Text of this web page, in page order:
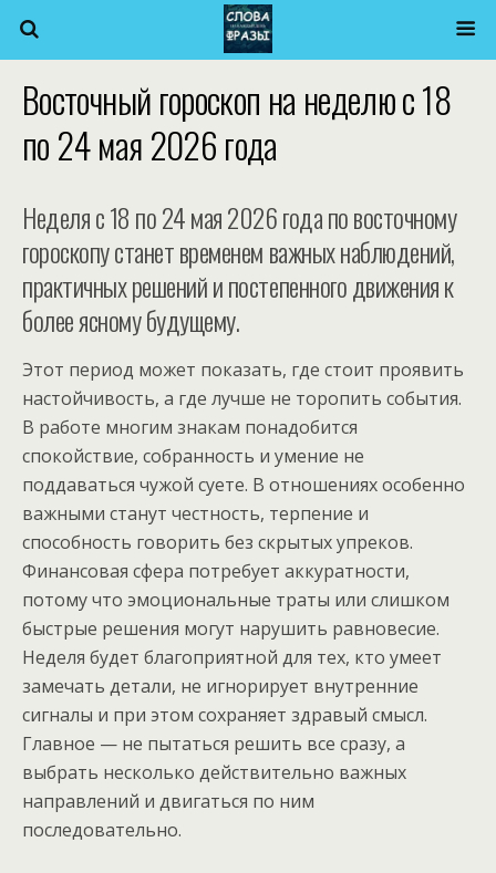
Восточный гороскоп на неделю с 18
по 24 мая 2026 года
Неделя с 18 по 24 мая 2026 года по восточному
гороскопу станет временем важных наблюдений,
практичных решений и постепенного движения к
более ясному будущему.
Этот период может показать, где стоит проявить
настойчивость, а где лучше не торопить события.
В работе многим знакам понадобится
спокойствие, собранность и умение не
поддаваться чужой суете. В отношениях особенно
важными станут честность, терпение и
способность говорить без скрытых упреков.
Финансовая сфера потребует аккуратности,
потому что эмоциональные траты или слишком
быстрые решения могут нарушить равновесие.
Неделя будет благоприятной для тех, кто умеет
замечать детали, не игнорирует внутренние
сигналы и при этом сохраняет здравый смысл.
Главное — не пытаться решить все сразу, а
выбрать несколько действительно важных
направлений и двигаться по ним
последовательно.